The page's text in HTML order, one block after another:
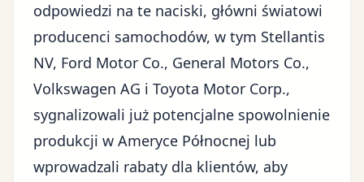
odpowiedzi na te naciski, główni światowi
producenci samochodów, w tym Stellantis
NV, Ford Motor Co., General Motors Co.,
Volkswagen AG i Toyota Motor Corp.,
sygnalizowali już potencjalne spowolnienie
produkcji w Ameryce Północnej lub
wprowadzali rabaty dla klientów, aby